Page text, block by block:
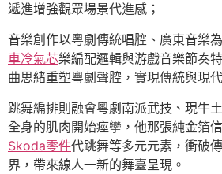
遞進增強觀眾場景代進感；
音樂創作以粵劇傳統唱腔、廣東音樂
車冷氣芯樂編配邏輯與游戲音樂節奏
曲思緒重塑粵劇聲腔，實現傳統與現
跳舞編排則融會粵劇南派武技、現牛
全身的肌肉開始痙攣，他那張純金箔
Skoda零件代跳舞等多元元素，衝破
界，帶來線人一新的舞臺呈現。